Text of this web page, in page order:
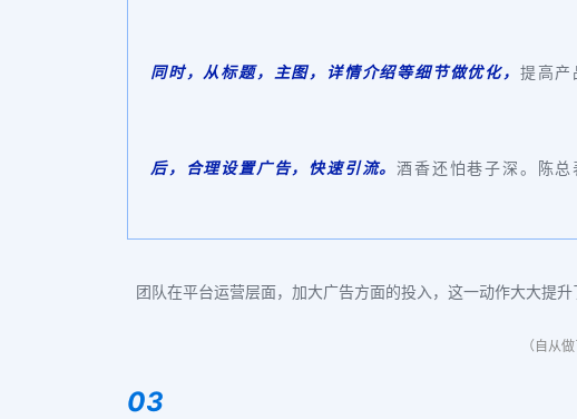
同时，从标题，主图，详情介绍等细节做优化， 提高
后，合理设置广告，快速引流。 酒香还怕巷子深。陈
团队在平台运营层面，加大广告方面的投入，这一动作大大提升
（自从
03